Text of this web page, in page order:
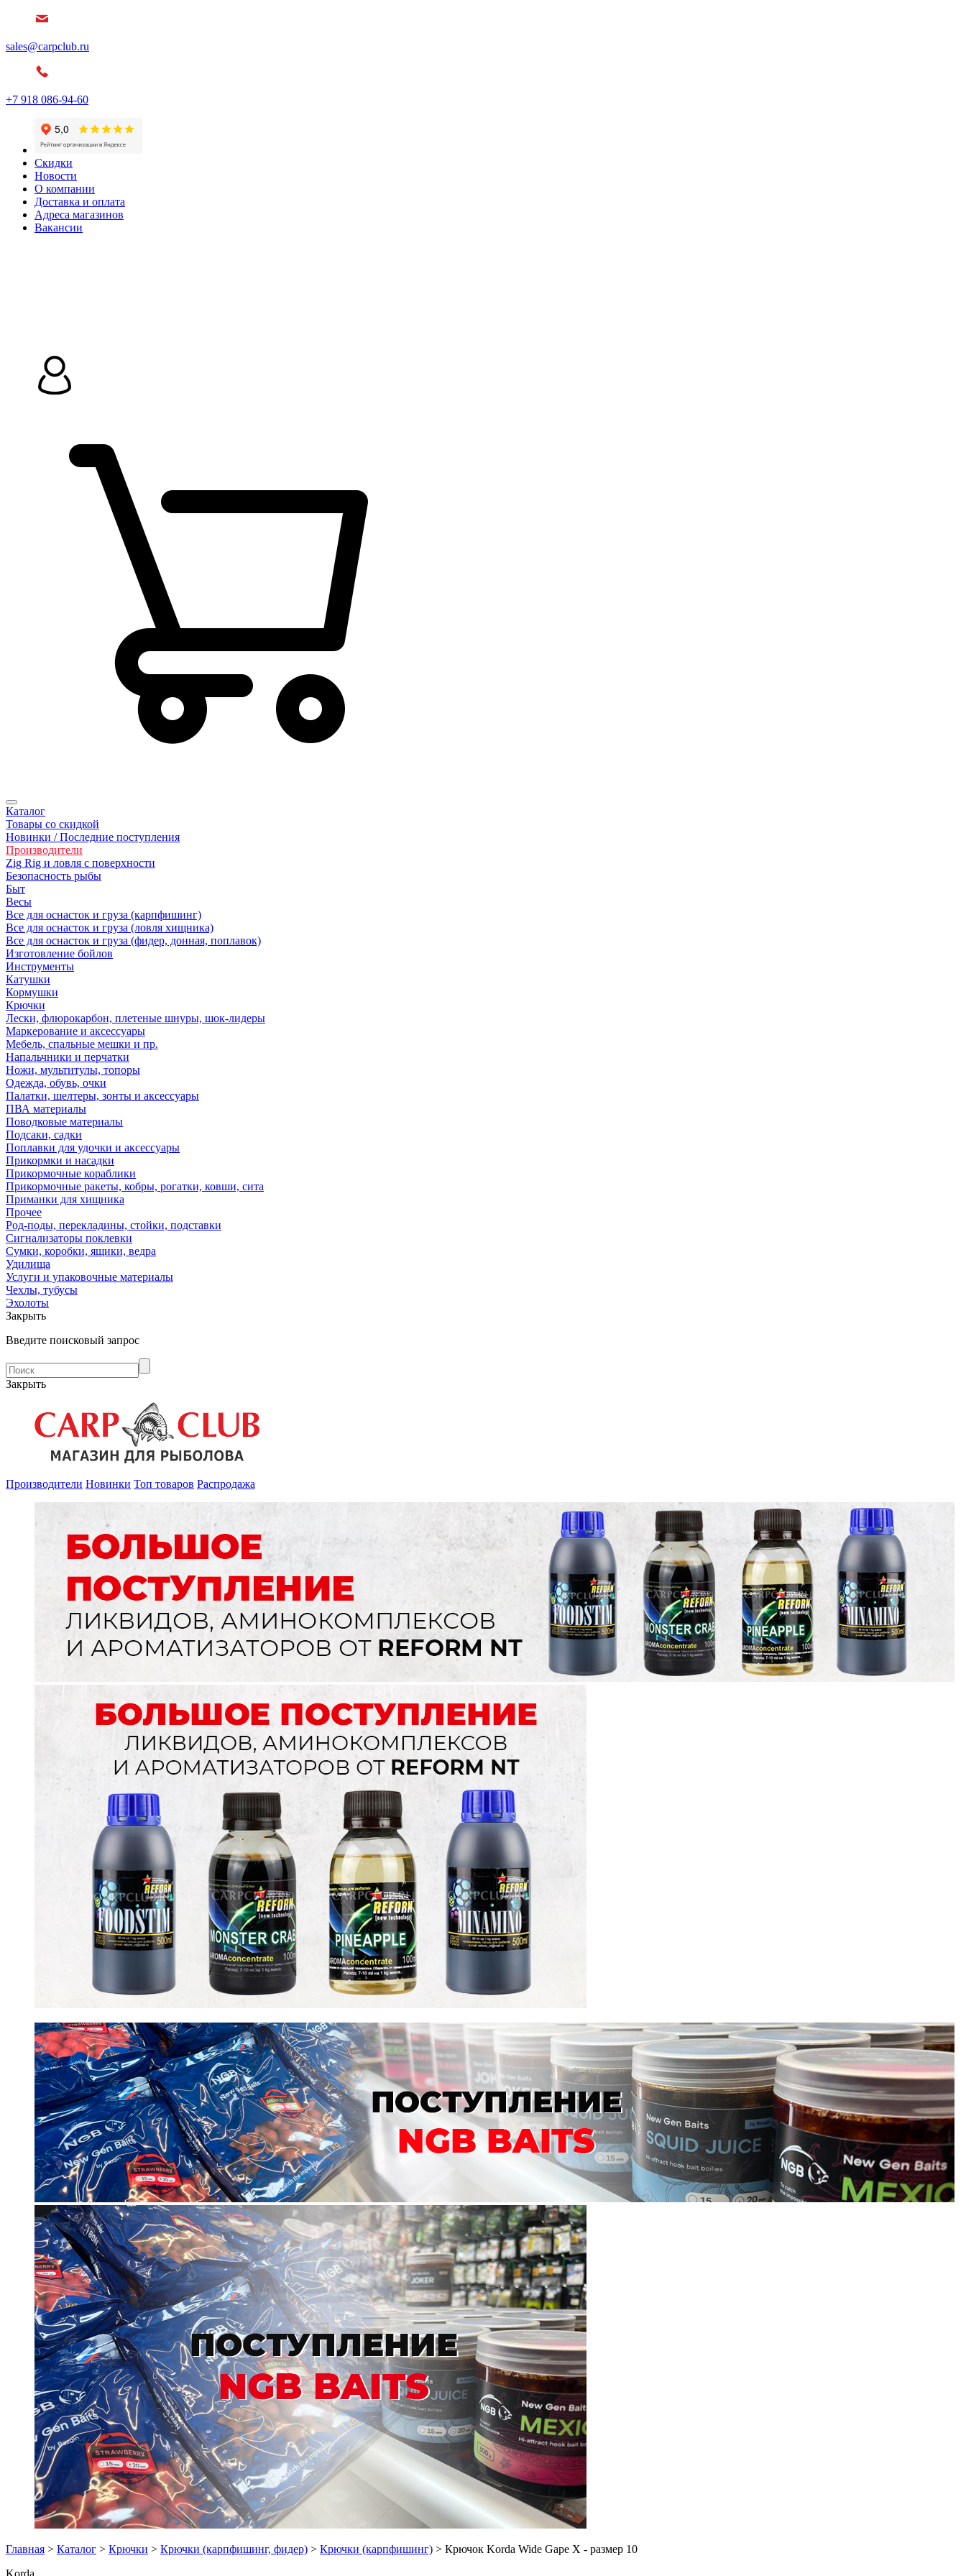
sales@carpclub.ru
+7 918 086-94-60
Скидки
Новости
О компании
Доставка и оплата
Адреса магазинов
Вакансии
Каталог
Товары со скидкой
Новинки / Последние поступления
Производители
Zig Rig и ловля с поверхности
Безoпасность рыбы
Быт
Весы
Все для оснасток и груза (карпфишинг)
Все для оснасток и груза (ловля хищника)
Все для оснасток и груза (фидер, донная, поплавок)
Изготовление бойлов
Инструменты
Катушки
Кормушки
Крючки
Лески, флюрокарбон, плетеные шнуры, шок-лидеры
Маркерование и аксессуары
Мебель, спальные мешки и пр.
Напальчники и перчатки
Ножи, мультитулы, топоры
Одежда, обувь, очки
Палатки, шелтеры, зонты и аксессуары
ПВА материалы
Поводковые материалы
Подсаки, садки
Поплавки для удочки и аксессуары
Прикормки и насадки
Прикормочные кораблики
Прикормочные ракеты, кобры, рогатки, ковши, сита
Приманки для хищника
Прочее
Род-поды, перекладины, стойки, подставки
Сигнализаторы поклевки
Сумки, коробки, ящики, ведра
Удилища
Услуги и упаковочные материалы
Чехлы, тубусы
Эхолоты
Закрыть
Введите поисковый запрос
Закрыть
Производители Новинки Топ товаров Распродажа
Главная > Каталог > Крючки > Крючки (карпфишинг, фидер) > Крючки (карпфишинг) > Крючок Korda Wide Gape X - размер 10
Korda